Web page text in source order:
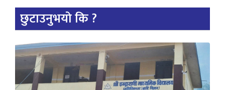
छुटाउनुभयो कि ?